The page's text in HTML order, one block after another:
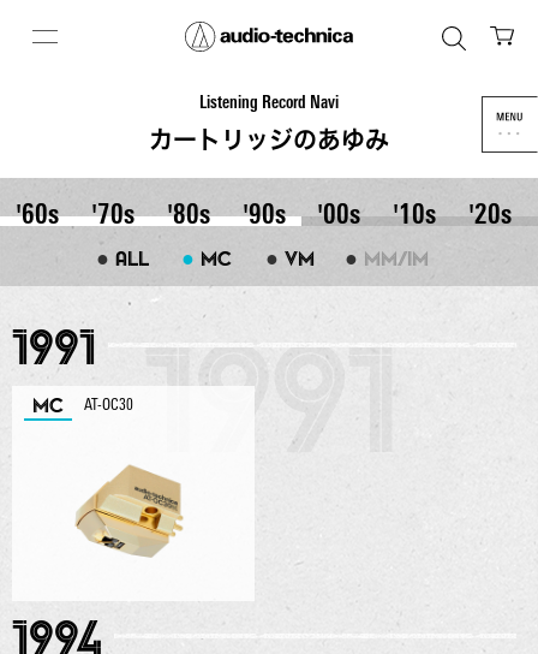
Listening Record Navi
カートリッジのあゆみ
'60s '70s '80s '90s '00s '10s '20s
● ALL ● MC ● VM ● MM/IM
1991
MC AT-OC30
1994